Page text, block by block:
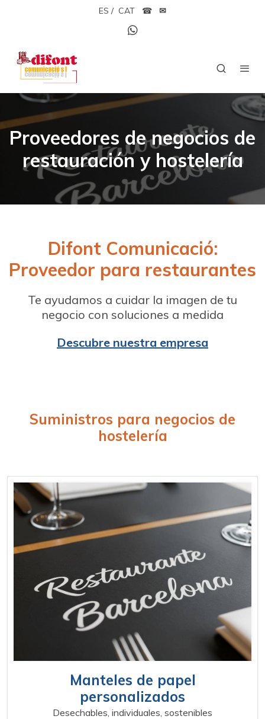
ES / CAT ☎ ✉
Proveedores de negocios de
restauración y hostelería
Difont Comunicació:
Proveedor para restaurantes
Te ayudamos a cuidar la imagen de tu
negocio con soluciones a medida
Descubre nuestra empresa
Suministros para negocios de
hostelería
Manteles de papel
personalizados
Desechables, individuales, sostenibles